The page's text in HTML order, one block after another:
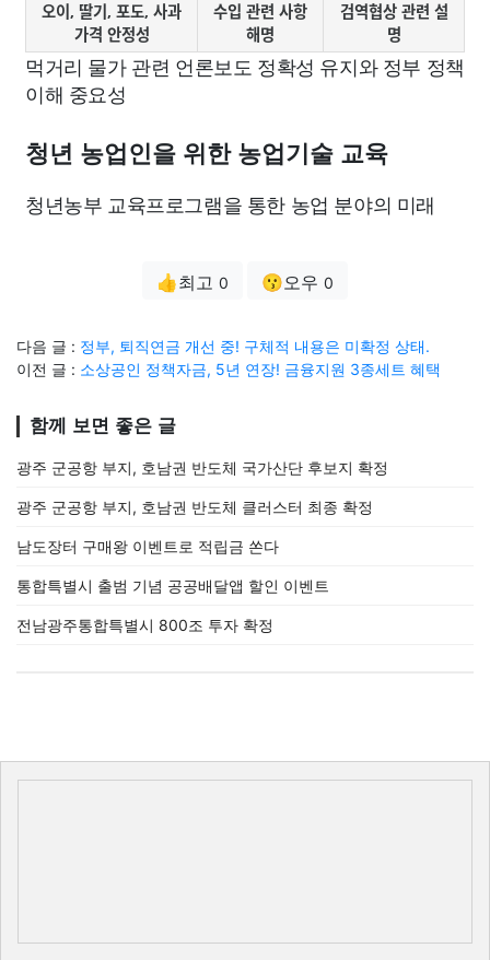
오이, 딸기, 포도, 사과
가격 안정성
수입 관련 사항
해명
검역협상 관련 설
명
먹거리 물가 관련 언론보도 정확성 유지와 정부 정책
이해 중요성
청년 농업인을 위한 농업기술 교육
청년농부 교육프로그램을 통한 농업 분야의 미래
👍최고 0 😗오우 0
다음 글 : 정부, 퇴직연금 개선 중! 구체적 내용은 미확정 상태.
이전 글 : 소상공인 정책자금, 5년 연장! 금융지원 3종세트 혜택
함께 보면 좋은 글
광주 군공항 부지, 호남권 반도체 국가산단 후보지 확정
광주 군공항 부지, 호남권 반도체 클러스터 최종 확정
남도장터 구매왕 이벤트로 적립금 쏜다
통합특별시 출범 기념 공공배달앱 할인 이벤트
전남광주통합특별시 800조 투자 확정